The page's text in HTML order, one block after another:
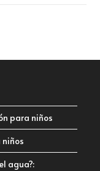
para niños
agua?: